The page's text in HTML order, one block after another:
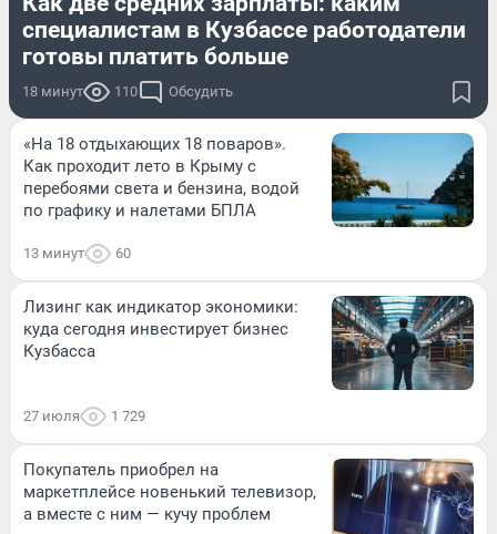
специалистам в Кузбассе работодатели
готовы платить больше
18 минут 110 Обсудить
«На 18 отдыхающих 18 поваров».
Как проходит лето в Крыму с
перебоями света и бензина, водой
по графику и налетами БПЛА
13 минут 60
Лизинг как индикатор экономики:
куда сегодня инвестирует бизнес
Кузбасса
27 июля 1 729
Покупатель приобрел на
маркетплейсе новенький телевизор,
а вместе с ним — кучу проблем